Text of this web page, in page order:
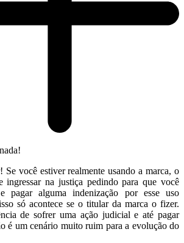
Se você estiver realmente usando a marca, o
ingressar na justiça pedindo para que você
pagar alguma indenização por esse uso
só acontece se o titular da marca o fizer.
de sofrer uma ação judicial e até pagar
é um cenário muito ruim para a evolução do